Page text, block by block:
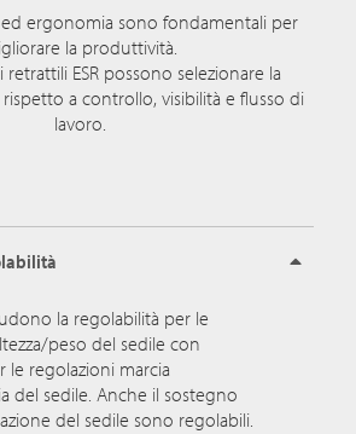
ed ergonomia sono fondamentali per
la produttività.
ESR possono selezionare la
a controllo, visibilità e flusso di
lavoro.
la regolabilità per le
peso del sedile con
le regolazioni marcia
del sedile. Anche il sostegno
del sedile sono regolabili.